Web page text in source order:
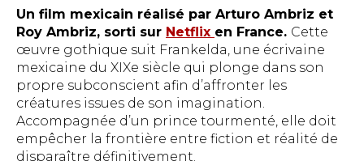
Un film mexicain réalisé par Arturo Ambriz et
Roy Ambriz, sorti sur Netflix en France. Cette
œuvre gothique suit Frankelda, une écrivaine
mexicaine du XIXe siècle qui plonge dans son
propre subconscient afin d’affronter les
créatures issues de son imagination.
Accompagnée d’un prince tourmenté, elle doit
empêcher la frontière entre fiction et réalité de
disparaître définitivement.